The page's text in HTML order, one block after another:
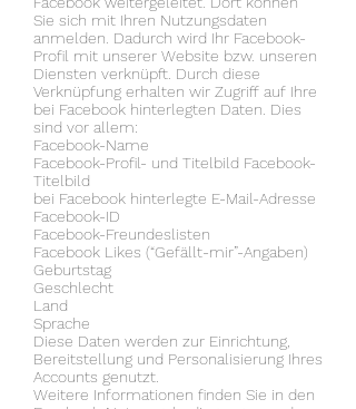
Sie sich mit Ihren Nutzungsdaten
anmelden. Dadurch wird Ihr Facebook-
Profil mit unserer Website bzw. unseren
Diensten verknüpft. Durch diese
Verknüpfung erhalten wir Zugriff auf Ihre
bei Facebook hinterlegten Daten. Dies
sind vor allem:
Facebook-Name
Facebook-Profil- und Titelbild Facebook-
Titelbild
bei Facebook hinterlegte E-Mail-Adresse
Facebook-ID
Facebook-Freundeslisten
Facebook Likes (“Gefällt-mir”-Angaben)
Geburtstag
Geschlecht
Land
Sprache
Diese Daten werden zur Einrichtung,
Bereitstellung und Personalisierung Ihres
Accounts genutzt.
Weitere Informationen finden Sie in den